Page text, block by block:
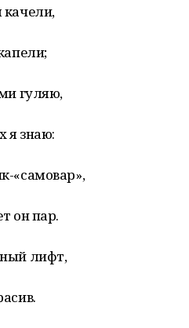
гуляю,
я знаю:
«самовар»,
он пар.
лифт,